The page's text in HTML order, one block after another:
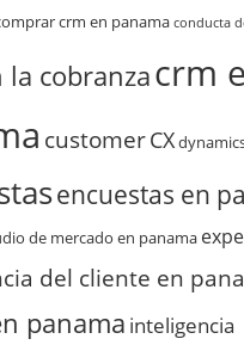
crm en panama conducta
la cobranzacrm
customerCX
encuestas en
de mercado en panama
del cliente en
panama inteligencia